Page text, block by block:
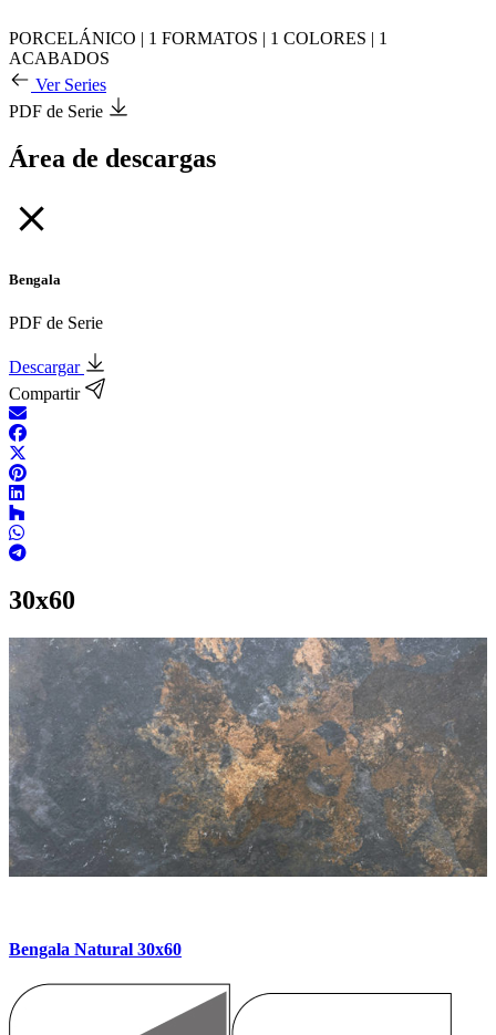
PORCELÁNICO | 1 FORMATOS | 1 COLORES | 1
ACABADOS
Ver Series
PDF de Serie
Área de descargas
Bengala
PDF de Serie
Descargar
Compartir
30x60
Bengala Natural 30x60